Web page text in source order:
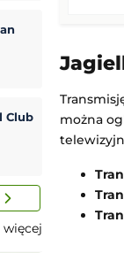
Club
Puchar
Dodany:
Wycombe
Puchar
więcej
można